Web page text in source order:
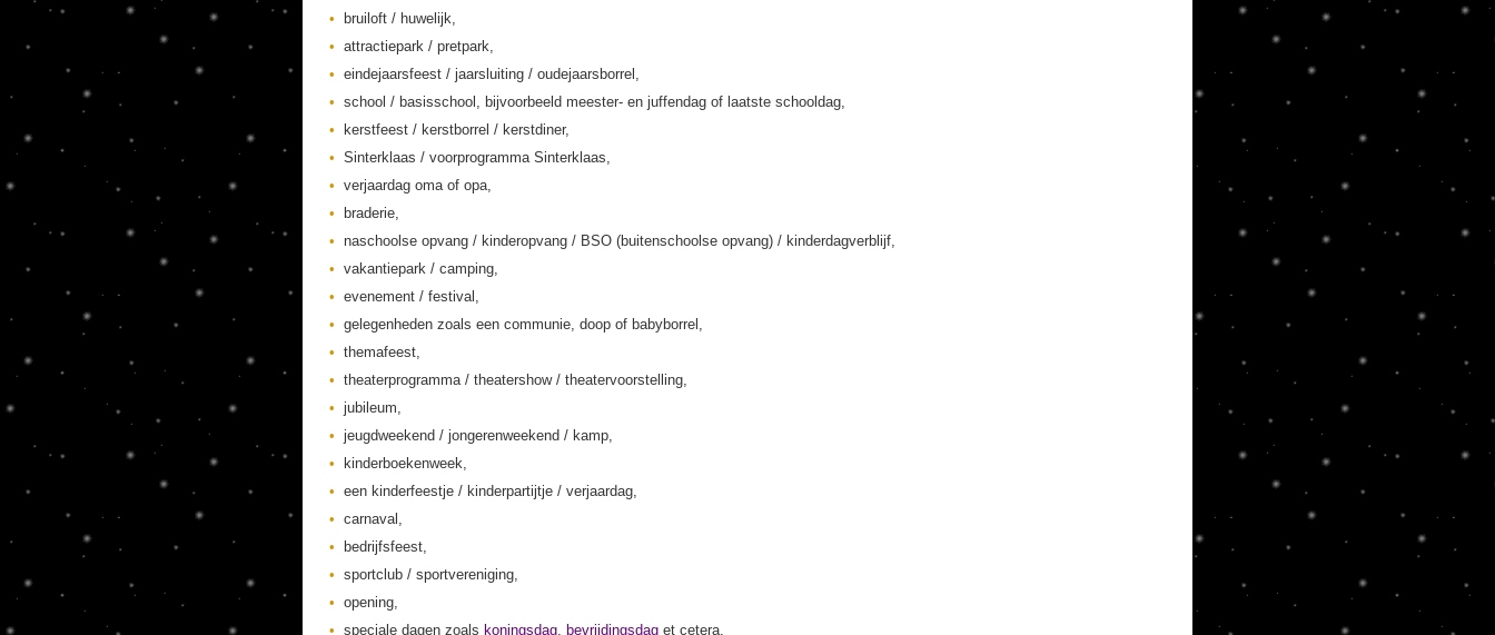
bruiloft / huwelijk,
attractiepark / pretpark,
eindejaarsfeest / jaarsluiting / oudejaarsborrel,
school / basisschool, bijvoorbeeld meester- en juffendag of laatste schooldag,
kerstfeest / kerstborrel / kerstdiner,
Sinterklaas / voorprogramma Sinterklaas,
verjaardag oma of opa,
braderie,
naschoolse opvang / kinderopvang / BSO (buitenschoolse opvang) / kinderdagverblijf,
vakantiepark / camping,
evenement / festival,
gelegenheden zoals een communie, doop of babyborrel,
themafeest,
theaterprogramma / theatershow / theatervoorstelling,
jubileum,
jeugdweekend / jongerenweekend / kamp,
kinderboekenweek,
een kinderfeestje / kinderpartijtje / verjaardag,
carnaval,
bedrijfsfeest,
sportclub / sportvereniging,
opening,
speciale dagen zoals koningsdag, bevrijdingsdag et cetera,